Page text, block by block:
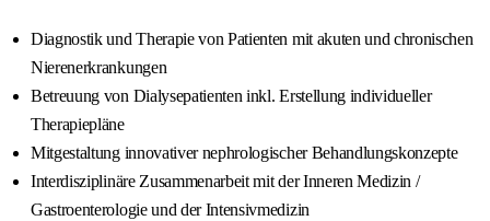
Diagnostik und Therapie von Patienten mit akuten und chronischen
Nierenerkrankungen
Betreuung von Dialysepatienten inkl. Erstellung individueller
Therapiepläne
Mitgestaltung innovativer nephrologischer Behandlungskonzepte
Interdisziplinäre Zusammenarbeit mit der Inneren Medizin /
Gastroenterologie und der Intensivmedizin